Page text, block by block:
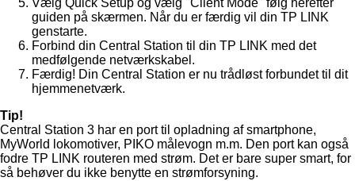
Vælg Quick Setup og vælg "Client Mode" følg herefter
guiden på skærmen. Når du er færdig vil din TP LINK
genstarte.
Forbind din Central Station til din TP LINK med det
medfølgende netværkskabel.
Færdig! Din Central Station er nu trådløst forbundet til dit
hjemmenetværk.
Tip!
Central Station 3 har en port til opladning af smartphone,
MyWorld lokomotiver, PIKO målevogn m.m. Den port kan også
fodre TP LINK routeren med strøm. Det er bare super smart, for
så behøver du ikke benytte en strømforsyning.